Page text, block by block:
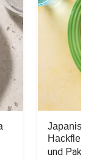
und Pak